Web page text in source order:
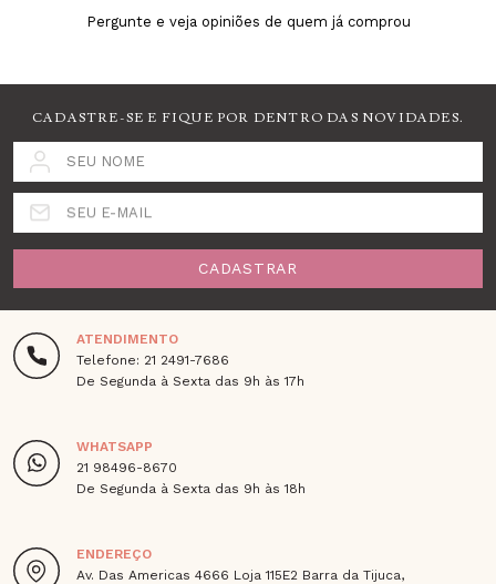
Pergunte e veja opiniões de quem já comprou
CADASTRE-SE E FIQUE POR DENTRO DAS NOVIDADES.
SEU NOME
SEU E-MAIL
CADASTRAR
ATENDIMENTO
Telefone: 21 2491-7686
De Segunda à Sexta das 9h às 17h
WHATSAPP
21 98496-8670
De Segunda à Sexta das 9h às 18h
ENDEREÇO
Av. Das Americas 4666 Loja 115E2 Barra da Tijuca,